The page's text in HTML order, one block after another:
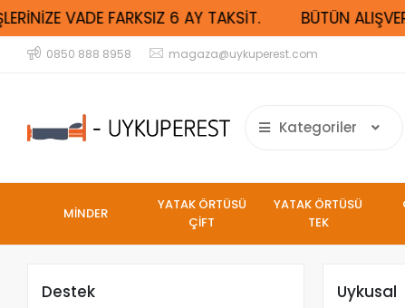
VADE FARKSIZ 6 AY TAKSİT. BÜTÜN
0850 888 8958 magaza@uykuperest.com
Kategoriler
MİNDER
YATAK ÖRTÜSÜ
ÇİFT
YATAK ÖRTÜSÜ
TEK
Destek Uykusal